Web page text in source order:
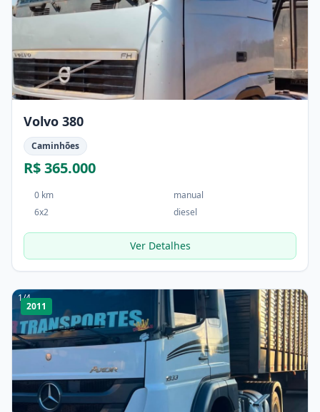
Volvo 380
Caminhões
R$ 365.000
0 km
manual
6x2
diesel
Ver Detalhes
1/4
2011